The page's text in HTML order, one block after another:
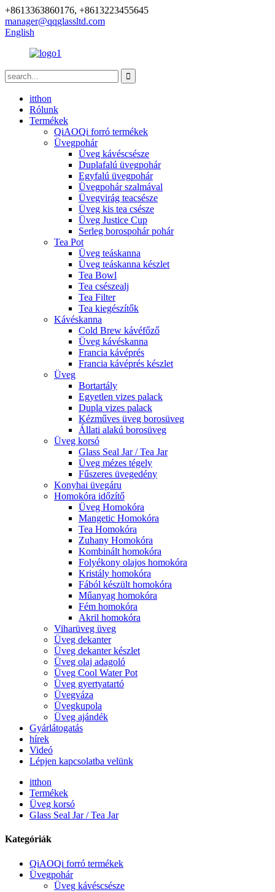
+8613363860176, +8613223455645
manager@qqglassltd.com
English
itthon
Rólunk
Termékek
QiAOQi forró termékek
Üvegpohár
Üveg kávéscsésze
Duplafalú üvegpohár
Egyfalú üvegpohár
Üvegpohár szalmával
Üvegvirág teacsésze
Üveg kis tea csésze
Üveg Justice Cup
Serleg borospohár pohár
Tea Pot
Üveg teáskanna
Üveg teáskanna készlet
Tea Bowl
Tea csészealj
Tea Filter
Tea kiegészítők
Kávéskanna
Cold Brew kávéfőző
Üveg kávéskanna
Francia kávéprés
Francia kávéprés készlet
Üveg
Bortartály
Egyetlen vizes palack
Dupla vizes palack
Kézműves üveg borosüveg
Állati alakú borosüveg
Üveg korsó
Glass Seal Jar / Tea Jar
Üveg mézes tégely
Fűszeres üvegedény
Konyhai üvegáru
Homokóra időzítő
Üveg Homokóra
Mangetic Homokóra
Tea Homokóra
Zuhany Homokóra
Kombinált homokóra
Folyékony olajos homokóra
Kristály homokóra
Fából készült homokóra
Műanyag homokóra
Fém homokóra
Akril homokóra
Viharüveg üveg
Üveg dekanter
Üveg dekanter készlet
Üveg olaj adagoló
Üveg Cool Water Pot
Üveg gyertyatartó
Üvegváza
Üvegkupola
Üveg ajándék
Gyárlátogatás
hírek
Videó
Lépjen kapcsolatba velünk
itthon
Termékek
Üveg korsó
Glass Seal Jar / Tea Jar
Kategóriák
QiAOQi forró termékek
Üvegpohár
Üveg kávéscsésze